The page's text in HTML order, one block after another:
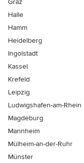
Graz
Halle
Hamm
Heidelberg
Ingolstadt
Kassel
Krefeld
Leipzig
Ludwigshafen-am-Rhein
Magdeburg
Mannheim
Mülheim-an-der-Ruhr
Münster